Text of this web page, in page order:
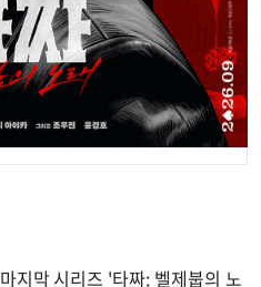
지막 시리즈 '타짜: 벨제붑의 노